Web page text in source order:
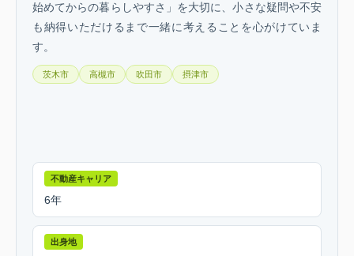
始めてからの暮らしやすさ」を大切に、小さな疑問や不安
も納得いただけるまで一緒に考えることを心がけていま
す。
茨木市 高槻市 吹田市 摂津市
不動産キャリア
6年
出身地